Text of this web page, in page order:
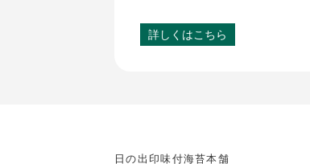
詳しくはこちら
日の出印味付海苔本舗